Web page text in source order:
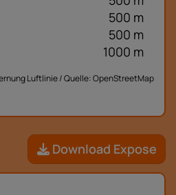
500 m
500 m
1000 m
Luftlinie / Quelle: OpenStreetMap
Download Expose